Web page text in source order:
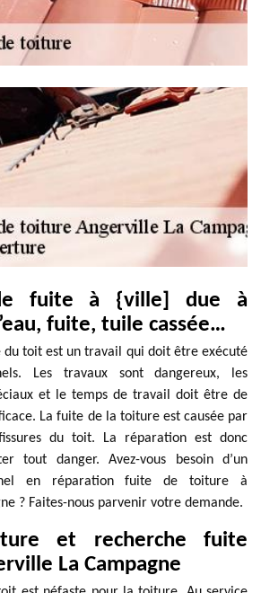
fuite à {ville] due à
fuite, tuile cassée…
du toit est un travail qui doit être exécuté
Les travaux sont dangereux, les
et le temps de travail doit être de
La fuite de la toiture est causée par
du toit. La réparation est donc
tout danger. Avez-vous besoin d’un
en réparation fuite de toiture à
? Faites-nous parvenir votre demande.
et recherche fuite
La Campagne